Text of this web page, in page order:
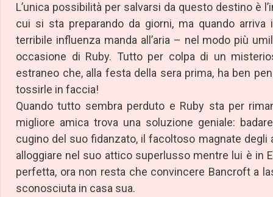
L’unica possibilità per salvarsi da questo destino è
cui si sta preparando da giorni, ma quando arriva
terribile influenza manda all’aria – nel modo più
occasione di Ruby. Tutto per colpa di un
estraneo che, alla festa della sera prima, ha ben
tossirle in faccia!
Quando tutto sembra perduto e Ruby sta per
migliore amica trova una soluzione geniale:
cugino del suo fidanzato, il facoltoso magnate degli
alloggiare nel suo attico superlusso mentre lui è in
perfetta, ora non resta che convincere Bancroft a
sconosciuta in casa sua.